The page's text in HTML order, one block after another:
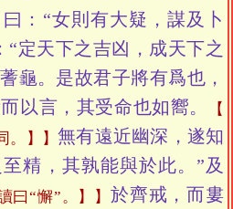
：“女則有大疑，謀及卜
“定天下之吉凶，成天下之
龜。是故君子將有爲也，
以言，其受命也如嚮。
。】
無有遠近幽深，遂知
精，其孰能與於此。”及
曰“懈”。】 於齊戒，而婁